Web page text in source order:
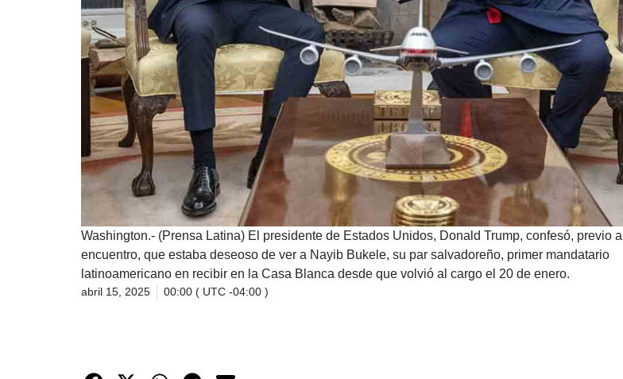
Washington.- (Prensa Latina) El presidente de Estados Unidos, Donald Trump, confesó, previo al
encuentro, que estaba deseoso de ver a Nayib Bukele, su par salvadoreño, primer mandatario
latinoamericano en recibir en la Casa Blanca desde que volvió al cargo el 20 de enero.
abril 15, 2025 00:00 ( UTC -04:00 )